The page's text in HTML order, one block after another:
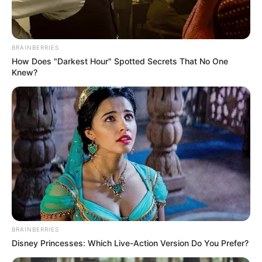
Lea También:Alerta máxima en ancianato de El Socorro
por cuatro muertes por covid
BRAINBERRIES
How Does "Darkest Hour" Spotted Secrets That No One
Knew?
BRAINBERRIES
Disney Princesses: Which Live-Action Version Do You Prefer?